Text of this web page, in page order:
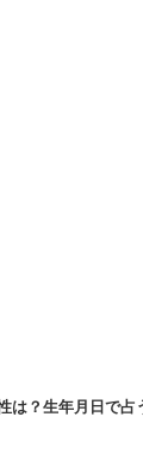
は？生年月日で占